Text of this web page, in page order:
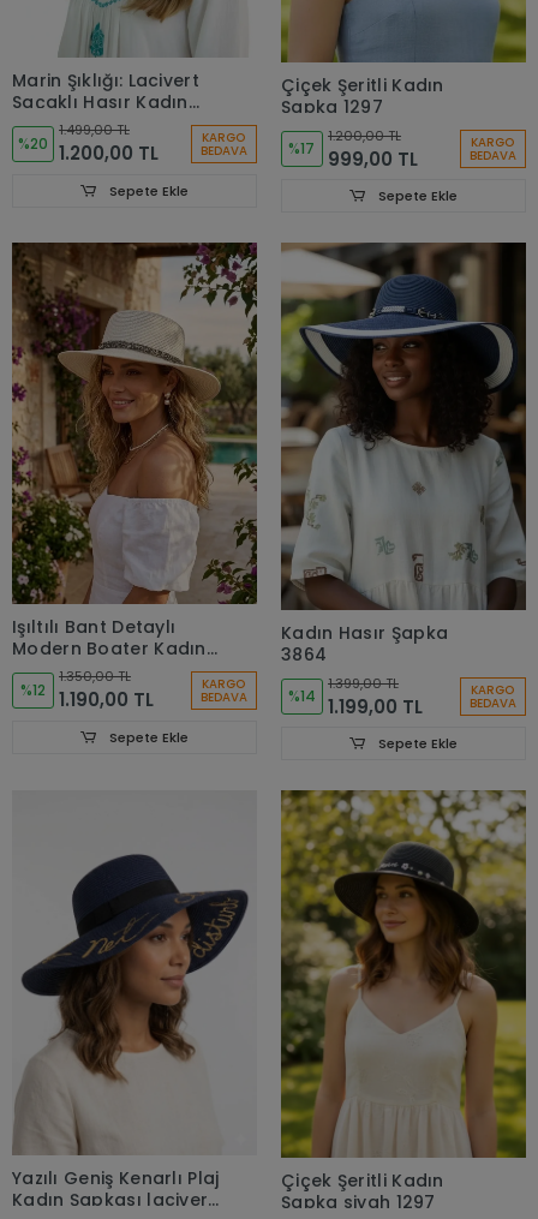
Marin Şıklığı: Lacivert
Saçaklı Hasır Kadın
Plaj Şapkası - Beyaz İp
Detaylı - bay şapkacı
1299
%20
1.499,00 TL
1.200,00 TL
KARGO
BEDAVA
Sepete Ekle
Çiçek Şeritli Kadın
Şapka 1297
%17
1.200,00 TL
999,00 TL
KARGO
BEDAVA
Sepete Ekle
Işıltılı Bant Detaylı
Modern Boater Kadın
Plaj Şapkası 3855
%12
1.350,00 TL
1.190,00 TL
KARGO
BEDAVA
Sepete Ekle
Kadın Hasır Şapka
3864
%14
1.399,00 TL
1.199,00 TL
KARGO
BEDAVA
Sepete Ekle
Yazılı Geniş Kenarlı Plaj
Kadın Şapkası lacivert
Çiçek Şeritli Kadın
Şapka siyah 1297